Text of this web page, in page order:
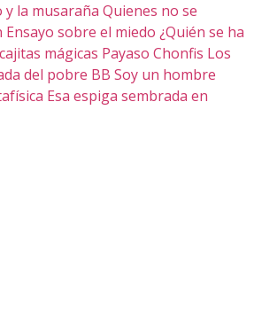
la musaraña Quienes no se
Ensayo sobre el miedo ¿Quién se ha
mágicas Payaso Chonfis Los
del pobre BB Soy un hombre
Esa espiga sembrada en